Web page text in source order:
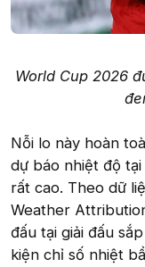
World Cup 2026
Nỗi lo này hoàn
dự báo nhiệt độ
rất cao. Theo dữ
Weather
đấu tại giải đấu
kiện chỉ số nhiệt